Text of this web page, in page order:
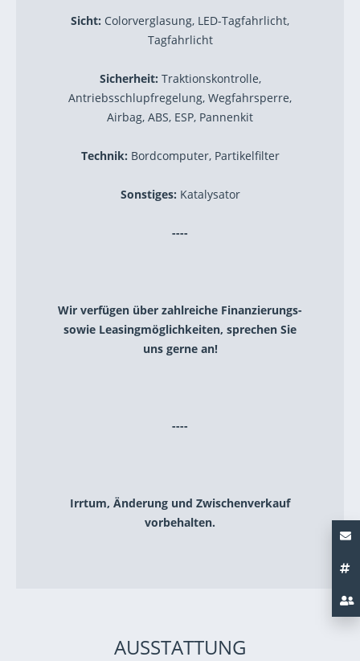
Sicht: Colorverglasung, LED-Tagfahrlicht,
Tagfahrlicht
Sicherheit: Traktionskontrolle,
Antriebsschlupfregelung, Wegfahrsperre,
Airbag, ABS, ESP, Pannenkit
Technik: Bordcomputer, Partikelfilter
Sonstiges: Katalysator
----
Wir verfügen über zahlreiche Finanzierungs-
sowie Leasingmöglichkeiten, sprechen Sie
uns gerne an!
----
Irrtum, Änderung und Zwischenverkauf
vorbehalten.
AUSSTATTUNG